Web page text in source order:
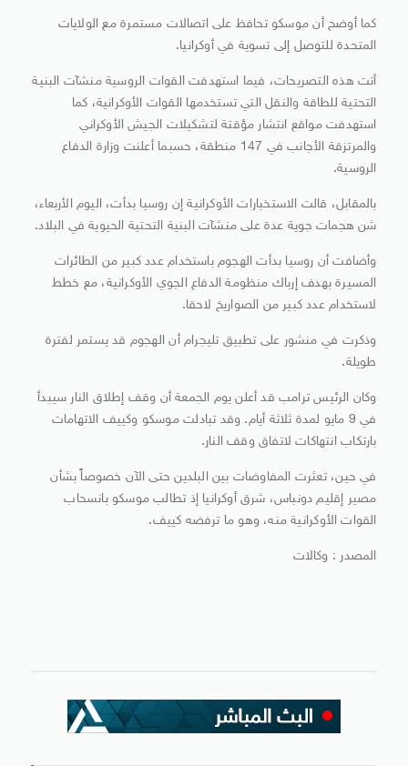
كما أوضح أن موسكو تحافظ على اتصالات مستمرة مع الولايات
المتحدة للتوصل إلى تسوية في أوكرانيا.
أتت هذه التصريحات، فيما استهدفت القوات الروسية منشآت البنية
التحتية للطاقة والنقل التي تستخدمها القوات الأوكرانية، كما
استهدفت مواقع انتشار مؤقتة لتشكيلات الجيش الأوكراني
والمرتزقة الأجانب في 147 منطقة، حسبما أعلنت وزارة الدفاع
الروسية.
بالمقابل، قالت الاستخبارات الأوكرانية إن روسيا بدأت، اليوم الأربعاء،
شن هجمات جوية عدة على منشآت البنية التحتية الحيوية في البلاد.
وأضافت أن روسيا بدأت الهجوم باستخدام عدد كبير من الطائرات
المسيرة بهدف إرباك منظومة الدفاع الجوي الأوكرانية، مع خطط
لاستخدام عدد كبير من الصواريخ لاحقا.
وذكرت في منشور على تطبيق تليجرام أن الهجوم قد يستمر لفترة
طويلة.
وكان الرئيس ترامب قد أعلن يوم الجمعة أن وقف إطلاق النار سيبدأ
في 9 مايو لمدة ثلاثة أيام. وقد تبادلت موسكو وكييف الاتهامات
بارتكاب انتهاكات لاتفاق وقف النار.
في حين، تعثرت المفاوضات بين البلدين حتى الآن خصوصاً بشأن
مصير إقليم دونباس، شرق أوكرانيا إذ تطالب موسكو بانسحاب
القوات الأوكرانية منه، وهو ما ترفضه كييف.
المصدر : وكالات